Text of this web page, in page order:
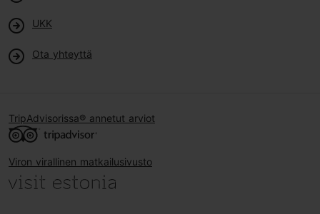
UKK
Ota yhteyttä
TripAdvisorissa® annetut arviot
Viron virallinen matkailusivusto